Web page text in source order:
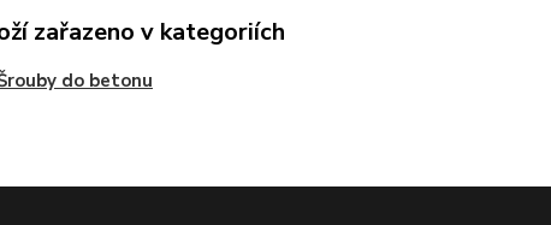
zařazeno v kategoriích
do betonu